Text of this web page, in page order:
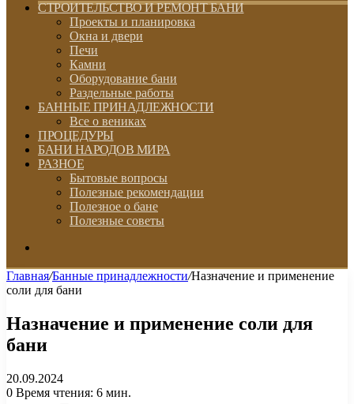
СТРОИТЕЛЬСТВО И РЕМОНТ БАНИ
Проекты и планировка
Окна и двери
Печи
Камни
Оборудование бани
Раздельные работы
БАННЫЕ ПРИНАДЛЕЖНОСТИ
Все о вениках
ПРОЦЕДУРЫ
БАНИ НАРОДОВ МИРА
РАЗНОЕ
Бытовые вопросы
Полезные рекомендации
Полезное о бане
Полезные советы
Главная/Банные принадлежности/Назначение и применение
соли для бани
Назначение и применение соли для
бани
20.09.2024
0 Время чтения: 6 мин.